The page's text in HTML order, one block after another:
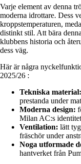
Varje element av denna
moderna idrottare. Dess
kroppstemperaturen,
distinkt stil. Att bära
klubbens historia och
dess väg.
Här är några
2025/26 :
Tekniska material:
prestanda under
Moderna design:
Milan AC:s
Ventilation: lätt
fräschör under
Noga utformade
hantverket från